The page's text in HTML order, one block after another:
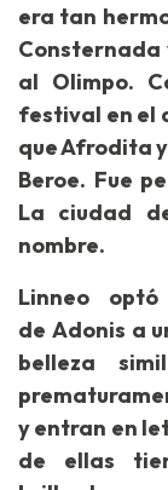
era tan
Consternada
al Olimpo.
festival en el
que Afrodita
Beroe. Fue
La ciudad
nombre.
Linneo
de Adonis a
belleza
y entran en
de ellas